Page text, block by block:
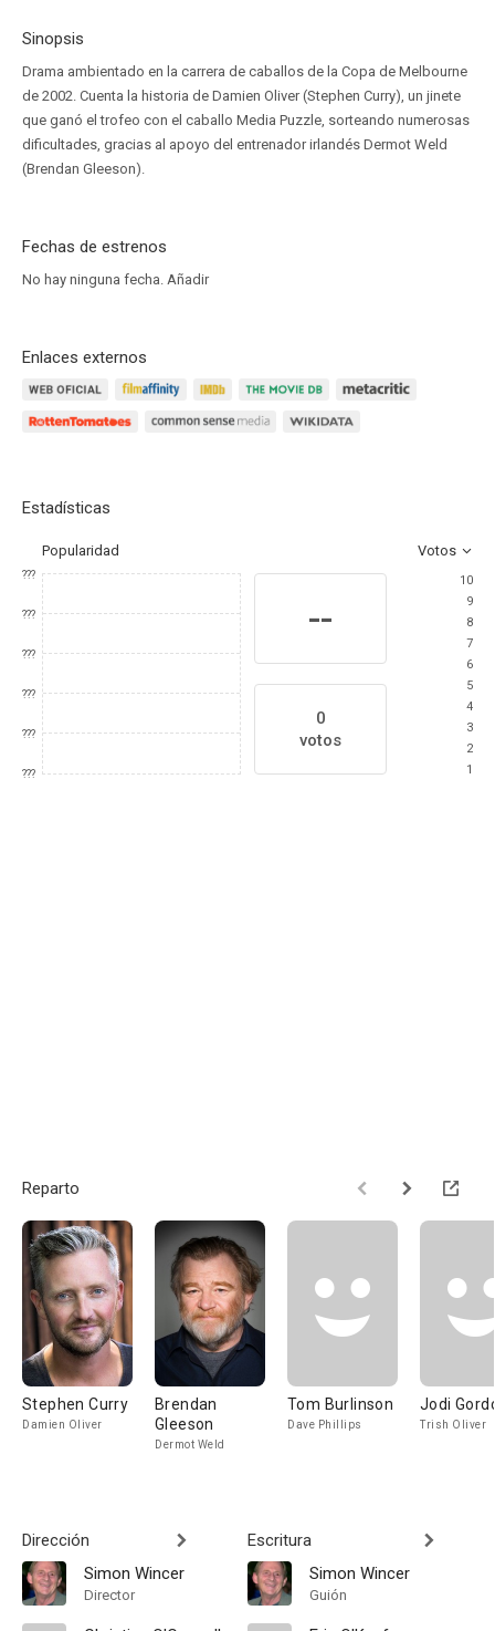
Sinopsis
Drama ambientado en la carrera de caballos de la Copa de Melbourne
de 2002. Cuenta la historia de Damien Oliver (Stephen Curry), un jinete
que ganó el trofeo con el caballo Media Puzzle, sorteando numerosas
dificultades, gracias al apoyo del entrenador irlandés Dermot Weld
(Brendan Gleeson).
Fechas de estrenos
No hay ninguna fecha. Añadir
Enlaces externos
Estadísticas
Popularidad Votos
???
???
???
???
???
???
--
0
votos
10
9
8
7
6
5
4
3
2
1
Reparto
Stephen Curry
Damien Oliver
Brendan
Gleeson
Dermot Weld
Tom Burlinson
Dave Phillips
Jodi
Trish Oliver
Dirección
Simon Wincer
Director
Escritura
Simon Wincer
Guión